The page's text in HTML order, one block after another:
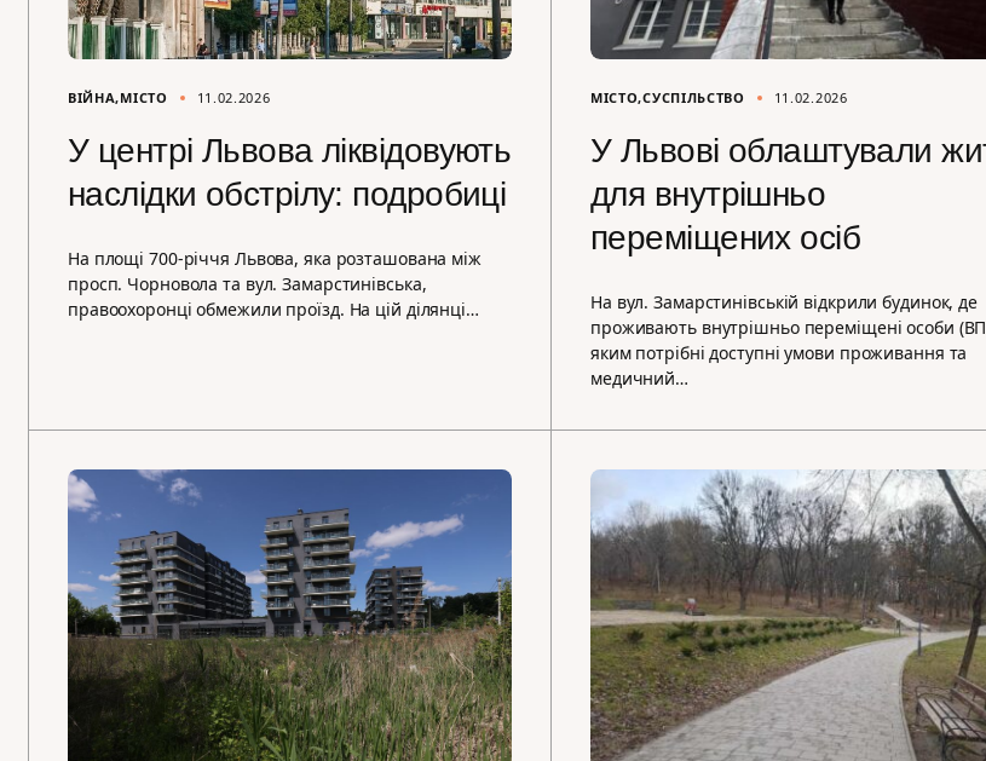
ВІЙНА МІСТО 11.02.2026
У центрі Львова ліквідовують
наслідки обстрілу: подробиці
На площі 700-річчя Львова, яка розташована між
просп. Чорновола та вул. Замарстинівська,
правоохоронці обмежили проїзд. На цій ділянці…
МІСТО СУСПІЛЬСТВО 11.02.2026
У Львові облаштували
для внутрішньо
переміщених осіб
На вул. Замарстинівській відкрили будинок, де
проживають внутрішньо переміщені особи
яким потрібні доступні умови проживання та
медичний…